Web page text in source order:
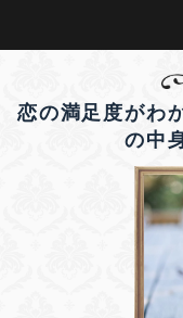
恋の満足度がわ
の中